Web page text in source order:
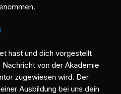
hast und dich vorgestellt
von der Akademie
zugewiesen wird. Der
Ausbildung bei uns dein